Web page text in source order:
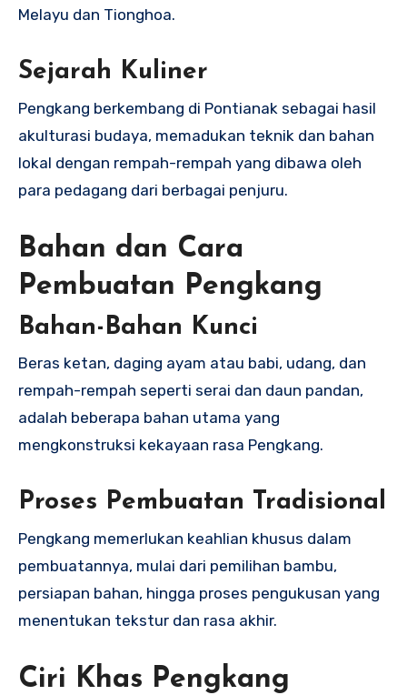
Melayu dan Tionghoa.
Sejarah Kuliner
Pengkang berkembang di Pontianak sebagai hasil
akulturasi budaya, memadukan teknik dan bahan
lokal dengan rempah-rempah yang dibawa oleh
para pedagang dari berbagai penjuru.
Bahan dan Cara
Pembuatan Pengkang
Bahan-Bahan Kunci
Beras ketan, daging ayam atau babi, udang, dan
rempah-rempah seperti serai dan daun pandan,
adalah beberapa bahan utama yang
mengkonstruksi kekayaan rasa Pengkang.
Proses Pembuatan Tradisional
Pengkang memerlukan keahlian khusus dalam
pembuatannya, mulai dari pemilihan bambu,
persiapan bahan, hingga proses pengukusan yang
menentukan tekstur dan rasa akhir.
Ciri Khas Pengkang